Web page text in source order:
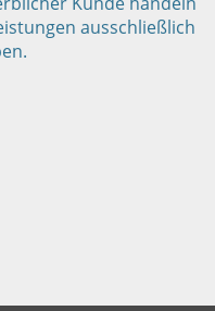
ausschließlich